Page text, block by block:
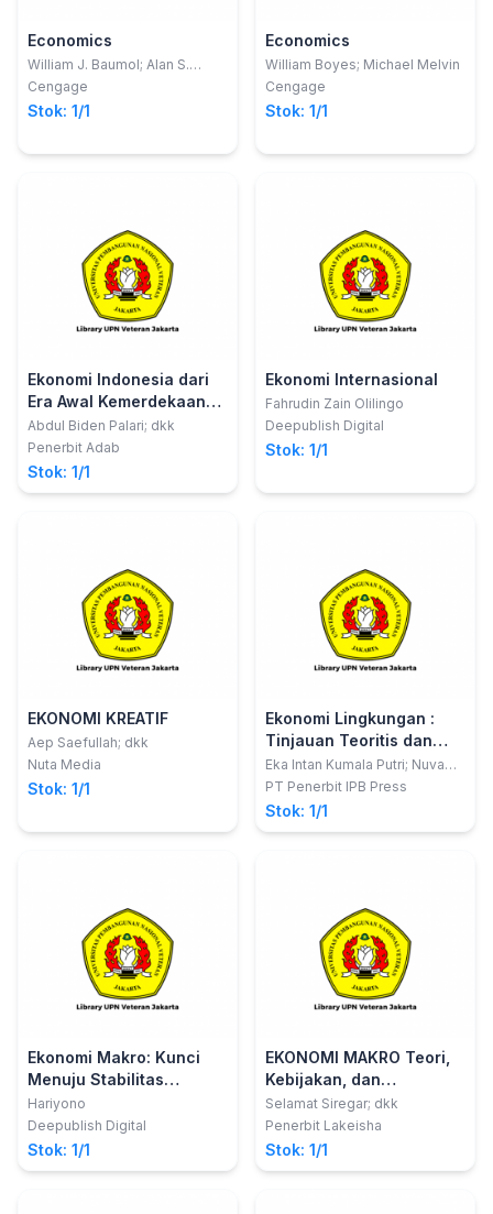
Economics
William J. Baumol; Alan S.
Blinder
Cengage
Stok: 1/1
Economics
William Boyes; Michael Melvin
Cengage
Stok: 1/1
Ekonomi Indonesia dari
Era Awal Kemerdekaan
Hingga Kini
Abdul Biden Palari; dkk
Penerbit Adab
Stok: 1/1
Ekonomi Internasional
Fahrudin Zain Olilingo
Deepublish Digital
Stok: 1/1
EKONOMI KREATIF
Aep Saefullah; dkk
Nuta Media
Stok: 1/1
Ekonomi Lingkungan :
Tinjauan Teoritis dan
Kajian Praktis
Eka Intan Kumala Putri; Nuva
Maresfin
PT Penerbit IPB Press
Stok: 1/1
Ekonomi Makro: Kunci
Menuju Stabilitas
Ekonomi dan
Kesejahteraan Rakyat
Hariyono
Deepublish Digital
Stok: 1/1
EKONOMI MAKRO Teori,
Kebijakan, dan
Implementasinya
Selamat Siregar; dkk
Penerbit Lakeisha
Stok: 1/1